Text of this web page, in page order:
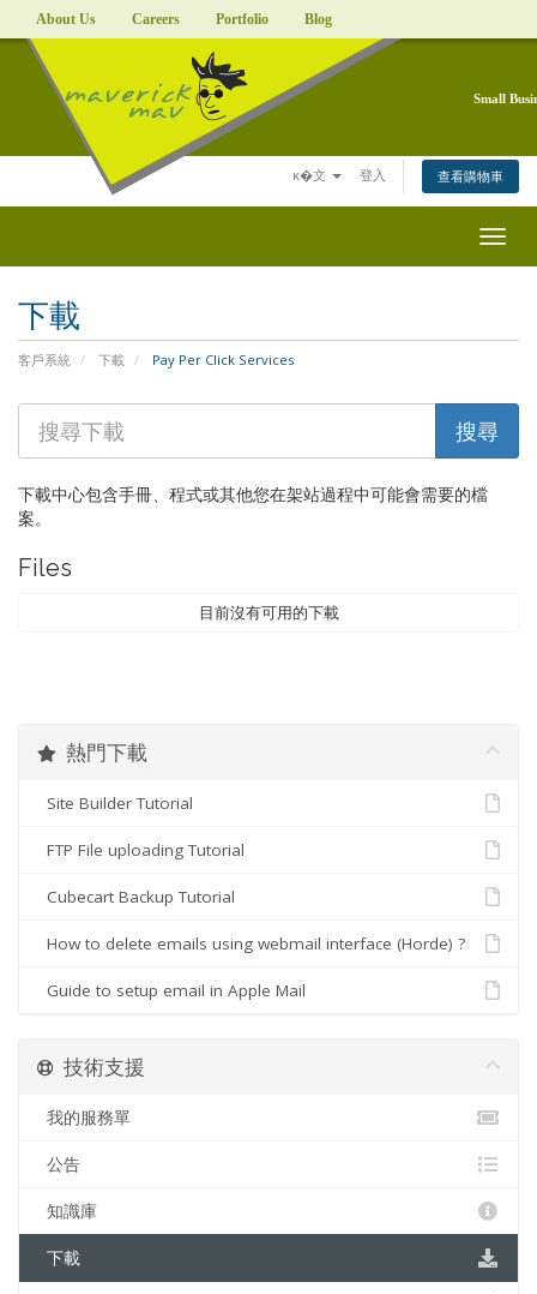
About Us Careers Portfolio Blog
Small
ĸ�文 登入 查看購物車
下載
客戶系統 下載 Pay Per Click Services
下載中心包含手冊、程式或其他您在架站過程中可能會需要的檔
案。
Files
目前沒有可用的下載
熱門下載
Site Builder Tutorial
FTP File uploading Tutorial
Cubecart Backup Tutorial
How to delete emails using webmail interface (Horde) ?
Guide to setup email in Apple Mail
技術支援
我的服務單
公告
知識庫
下載